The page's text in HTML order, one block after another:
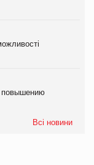
повышению
Всі новини